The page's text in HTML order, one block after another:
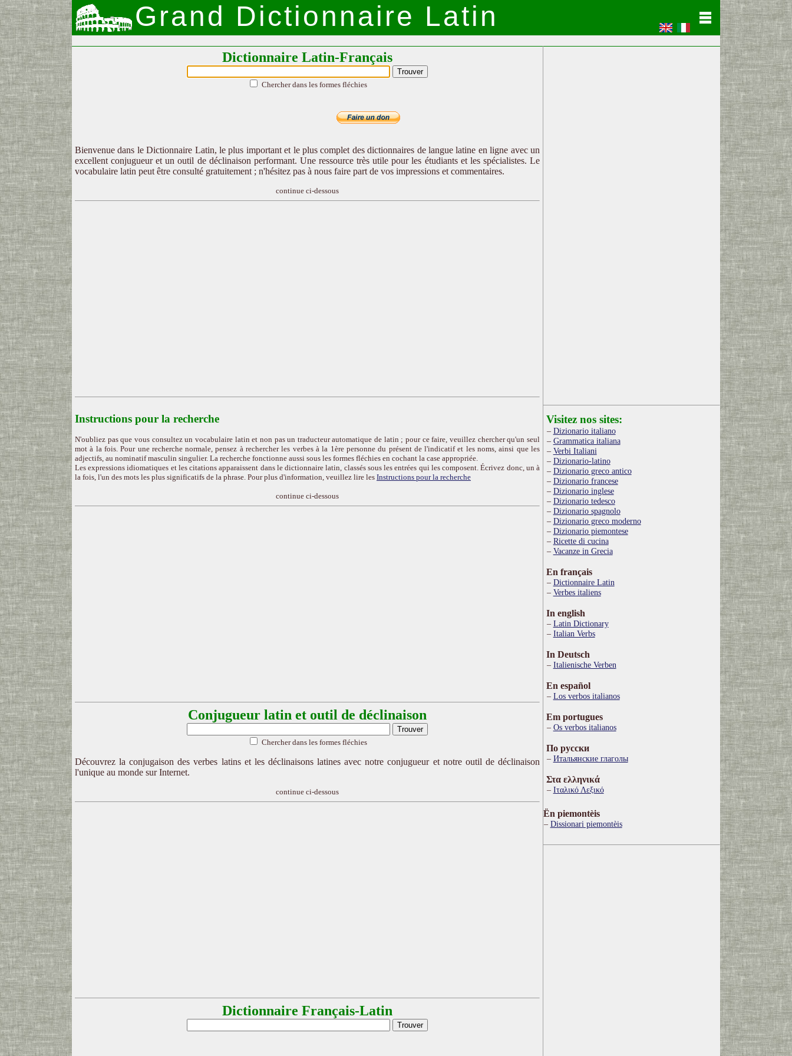
Grand Dictionnaire Latin
Dictionnaire Latin-Français
Chercher dans les formes fléchies
Bienvenue dans le Dictionnaire Latin, le plus important et le plus complet des dictionnaires de langue latine en ligne avec un
excellent conjugueur et un outil de déclinaison performant. Une ressource très utile pour les étudiants et les spécialistes. Le
vocabulaire latin peut être consulté gratuitement ; n'hésitez pas à nous faire part de vos impressions et commentaires.
continue ci-dessous
Instructions pour la recherche
N'oubliez pas que vous consultez un vocabulaire latin et non pas un traducteur automatique de latin ; pour ce faire, veuillez chercher qu'un seul
mot à la fois. Pour une recherche normale, pensez à rechercher les verbes à la 1ère personne du présent de l'indicatif et les noms, ainsi que les
adjectifs, au nominatif masculin singulier. La recherche fonctionne aussi sous les formes fléchies en cochant la case appropriée.
Les expressions idiomatiques et les citations apparaissent dans le dictionnaire latin, classés sous les entrées qui les composent. Écrivez donc, un à
la fois, l'un des mots les plus significatifs de la phrase. Pour plus d'information, veuillez lire les Instructions pour la recherche
continue ci-dessous
Conjugueur latin et outil de déclinaison
Chercher dans les formes fléchies
Découvrez la conjugaison des verbes latins et les déclinaisons latines avec notre conjugueur et notre outil de déclinaison
l'unique au monde sur Internet.
continue ci-dessous
Dictionnaire Français-Latin
Visitez nos sites:
Dizionario italiano
Grammatica italiana
Verbi Italiani
Dizionario-latino
Dizionario greco antico
Dizionario francese
Dizionario inglese
Dizionario tedesco
Dizionario spagnolo
Dizionario greco moderno
Dizionario piemontese
Ricette di cucina
Vacanze in Grecia
En français
Dictionnaire Latin
Verbes italiens
In english
Latin Dictionary
Italian Verbs
In Deutsch
Italienische Verben
En español
Los verbos italianos
Em portugues
Os verbos italianos
По русски
Итальянские глаголы
Στα ελληνικά
Ιταλικό Λεξικό
Ën piemontèis
Dissionari piemontèis